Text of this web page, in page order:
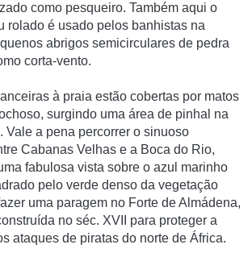
como pesqueiro. Também aqui o
rolado é usado pelos banhistas na
abrigos semicirculares de pedra
corta-vento.
à praia estão cobertas por matos
surgindo uma área de pinhal na
Vale a pena percorrer o sinuoso
Cabanas Velhas e a Boca do Rio,
fabulosa vista sobre o azul marinho
pelo verde denso da vegetação
uma paragem no Forte de Almádena,
no séc. XVII para proteger a
ataques de piratas do norte de África.